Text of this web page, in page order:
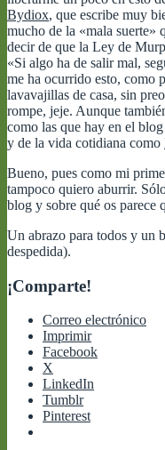
Bydiox, que escribe muy
mucho de la «mala suerte»
decir de que la Ley de
«Si algo ha de salir mal,
me ha ocurrido esto, como
lavavajillas de casa, sin
rompe, jeje. Aunque
como las que hay en el
y de la vida cotidiana como
Bueno, pues como mi
tampoco quiero aburrir.
blog y sobre qué os parece
Un abrazo para todos y un
despedida).
¡Comparte!
Correo electrónico
Imprimir
Facebook
X
LinkedIn
Tumblr
Pinterest